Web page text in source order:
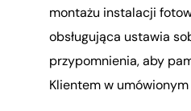
montażu instalacji
obsługująca ustawia
przypomnienia, aby
Klientem w